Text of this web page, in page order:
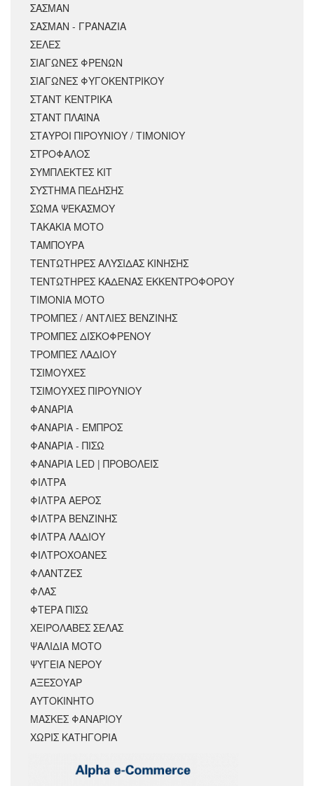
ΣΑΣΜΑΝ
ΣΑΣΜΑΝ - ΓΡΑΝΑΖΙΑ
ΣΕΛΕΣ
ΣΙΑΓΩΝΕΣ ΦΡΕΝΩΝ
ΣΙΑΓΩΝΕΣ ΦΥΓΟΚΕΝΤΡΙΚΟΥ
ΣΤΑΝΤ ΚΕΝΤΡΙΚΑ
ΣΤΑΝΤ ΠΛΑΪΝΑ
ΣΤΑΥΡΟΙ ΠΙΡΟΥΝΙΟΥ / ΤΙΜΟΝΙΟΥ
ΣΤΡΟΦΑΛΟΣ
ΣΥΜΠΛΕΚΤΕΣ ΚΙΤ
ΣΥΣΤΗΜΑ ΠΕΔΗΣΗΣ
ΣΩΜΑ ΨΕΚΑΣΜΟΥ
ΤΑΚΑΚΙΑ ΜΟΤΟ
ΤΑΜΠΟΥΡΑ
ΤΕΝΤΩΤΗΡΕΣ ΑΛΥΣΙΔΑΣ ΚΙΝΗΣΗΣ
ΤΕΝΤΩΤΗΡΕΣ ΚΑΔΕΝΑΣ ΕΚΚΕΝΤΡΟΦΟΡΟΥ
ΤΙΜΟΝΙΑ ΜΟΤΟ
ΤΡΟΜΠΕΣ / ΑΝΤΛΙΕΣ ΒΕΝΖΙΝΗΣ
ΤΡΟΜΠΕΣ ΔΙΣΚΟΦΡΕΝΟΥ
ΤΡΟΜΠΕΣ ΛΑΔΙΟΥ
ΤΣΙΜΟΥΧΕΣ
ΤΣΙΜΟΥΧΕΣ ΠΙΡΟΥΝΙΟΥ
ΦΑΝΑΡΙΑ
ΦΑΝΑΡΙΑ - ΕΜΠΡΟΣ
ΦΑΝΑΡΙΑ - ΠΙΣΩ
ΦΑΝΑΡΙΑ LED | ΠΡΟΒΟΛΕΙΣ
ΦΙΛΤΡΑ
ΦΙΛΤΡΑ ΑΕΡΟΣ
ΦΙΛΤΡΑ ΒΕΝΖΙΝΗΣ
ΦΙΛΤΡΑ ΛΑΔΙΟΥ
ΦΙΛΤΡΟΧΟΑΝΕΣ
ΦΛΑΝΤΖΕΣ
ΦΛΑΣ
ΦΤΕΡΑ ΠΙΣΩ
ΧΕΙΡΟΛΑΒΕΣ ΣΕΛΑΣ
ΨΑΛΙΔΙΑ ΜΟΤΟ
ΨΥΓΕΙΑ ΝΕΡΟΥ
ΑΞΕΣΟΥΆΡ
ΑΥΤΟΚΙΝΗΤΟ
ΜΑΣΚΕΣ ΦΑΝΑΡΙΟΥ
ΧΩΡΊΣ ΚΑΤΗΓΟΡΊΑ